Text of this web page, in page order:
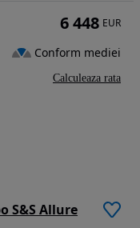
S&S Allure
6 448 EUR
Conform mediei
Calculeaza rata